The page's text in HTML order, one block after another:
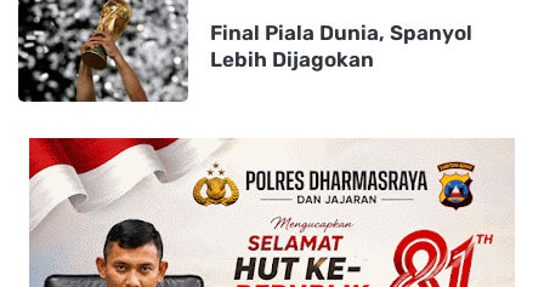
Final Piala Dunia, Spanyol
Lebih Dijagokan